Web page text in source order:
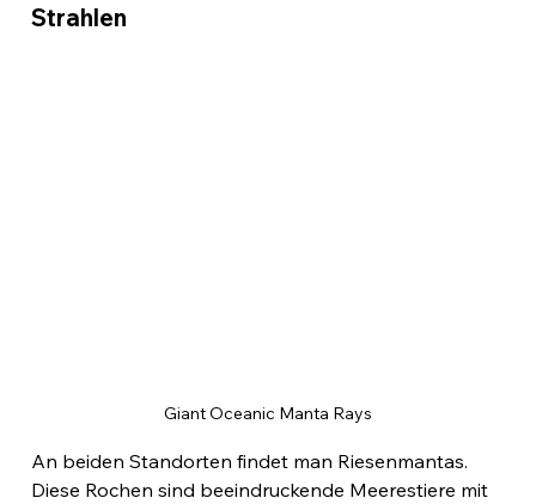
Strahlen
Giant Oceanic Manta Rays
An beiden Standorten findet man Riesenmantas.
Diese Rochen sind beeindruckende Meerestiere mit